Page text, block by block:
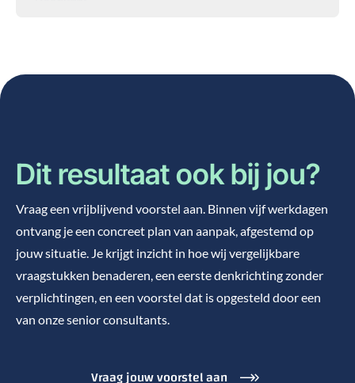
Dit resultaat ook bij jou?
Vraag een vrijblijvend voorstel aan. Binnen vijf werkdagen
ontvang je een concreet plan van aanpak, afgestemd op
jouw situatie. Je krijgt inzicht in hoe wij vergelijkbare
vraagstukken benaderen, een eerste denkrichting zonder
verplichtingen, en een voorstel dat is opgesteld door een
van onze senior consultants.
Vraag jouw voorstel aan